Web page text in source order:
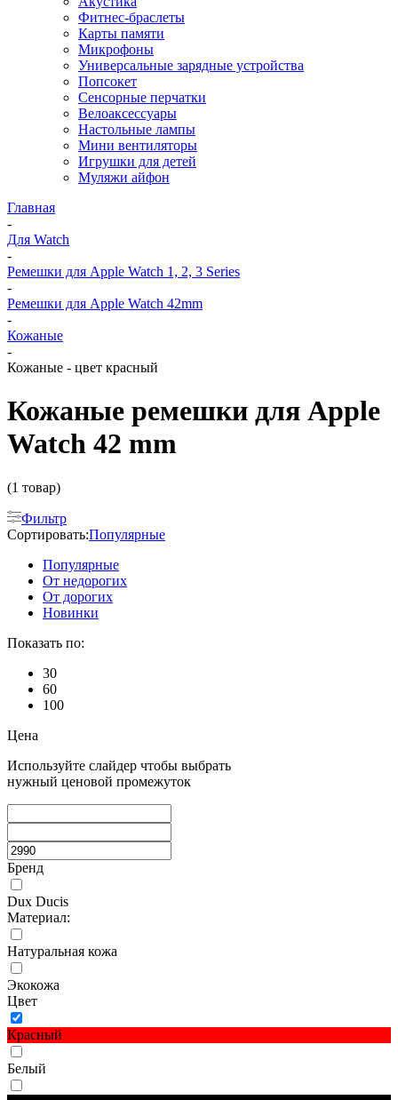
Фитнес-браслеты
Карты памяти
Микрофоны
Универсальные зарядные устройства
Попсокет
Сенсорные перчатки
Велоаксессуары
Настольные лампы
Мини вентиляторы
Игрушки для детей
Муляжи айфон
Главная
-
Для Watch
-
Ремешки для Apple Watch 1, 2, 3 Series
-
Ремешки для Apple Watch 42mm
-
Кожаные
-
Кожаные - цвет красный
Кожаные ремешки для Apple
Watch 42 mm
(1 товар)
Фильтр
Сортировать:Популярные
Популярные
От недорогих
От дорогих
Новинки
Показать по:
30
60
100
Цена
Используйте слайдер чтобы выбрать
нужный ценовой промежуток
Бренд
Dux Ducis
Материал:
Натуральная кожа
Экокожа
Цвет
Красный
Белый